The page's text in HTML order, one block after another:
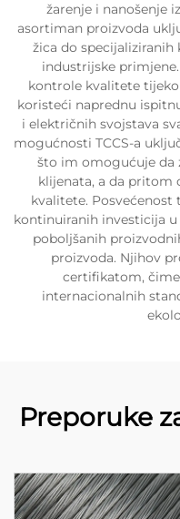
žarenje i nanošenje
asortiman proizvoda
žica do specijaliziranih
industrijske
kontrole kvalitete
koristeći naprednu
i električnih svojstava
mogućnosti TCCS-a
što im omogućuje da
klijenata, a da pritom
kvalitete.
kontinuiranih investicija
poboljšanih
proizvoda. Njihov
certifikatom,
internacionalnih
Preporuke